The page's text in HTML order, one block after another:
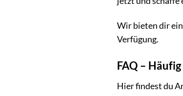
Wir bieten dir
Verfügung.
FAQ –
Hier findest du